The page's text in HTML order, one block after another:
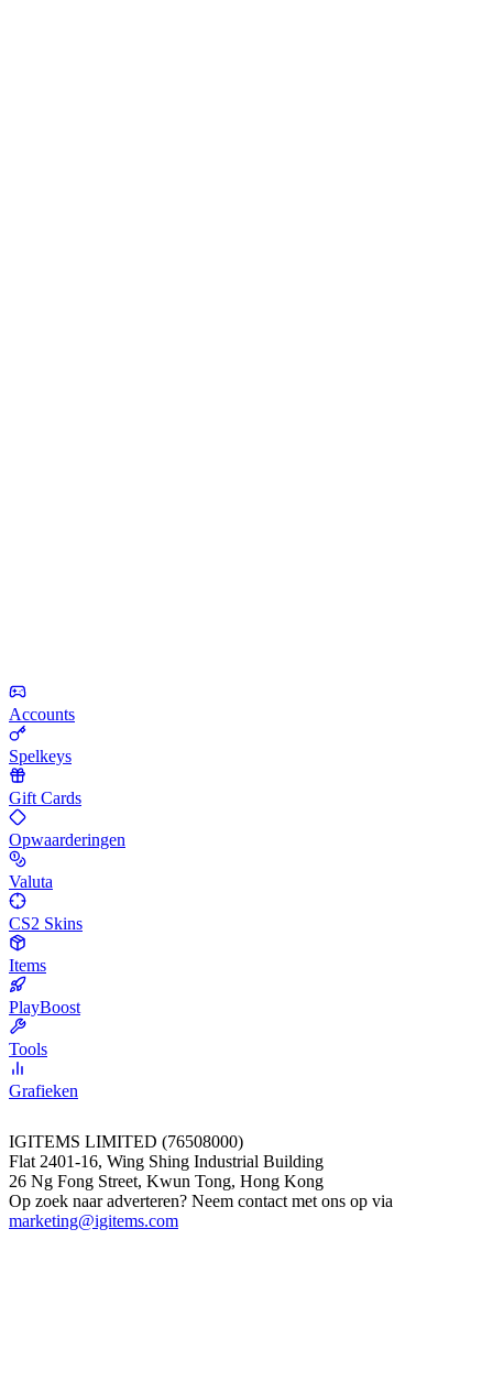
Accounts
Spelkeys
Gift Cards
Opwaarderingen
Valuta
CS2 Skins
Items
PlayBoost
Tools
Grafieken
IGITEMS LIMITED (76508000)
Flat 2401-16, Wing Shing Industrial Building
26 Ng Fong Street, Kwun Tong, Hong Kong
Op zoek naar adverteren? Neem contact met ons op via
marketing@igitems.com